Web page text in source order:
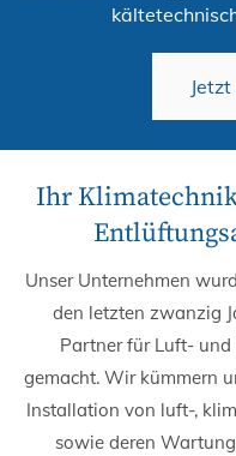
Ihr
Unser Unternehmen
den letzten zwanzig
Partner für Luft-
gemacht. Wir kümmern
Installation von luft-,
sowie deren